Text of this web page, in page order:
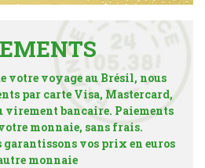
votre voyage au Brésil, nous
par carte Visa, Mastercard,
virement bancaire. Paiements
monnaie, sans frais.
vos prix en euros
monnaie